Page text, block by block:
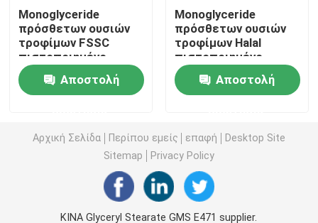
Φυσικοί γαλακτωματοποιητές τροφίμων
Αποσταγμένο Monoglyceride
Γαλακτωματοποιητής βελτιωτών κέικ
Monoglyceride
πρόσθετων ουσιών
τροφίμων FSSC
πιστοποιημένο
αποσταγμένο μη
γαλακτοκομικό
συστατικό
Αποστολή
Monoglyceride
πρόσθετων ουσιών
τροφίμων Halal
πιστοποιημένο
αποσταγμένο
Whitener καφέ
συστατικό
Αποστολή
Αρχική Σελίδα Περίπου εμείς επαφή
Desktop Site
Sitemap
Privacy Policy
ΚΙΝΑ Glyceryl Stearate GMS E471 supplier.